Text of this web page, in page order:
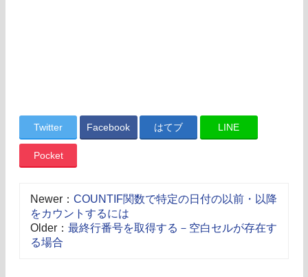
Twitter Facebook はてブ LINE
Pocket
Newer： COUNTIF関数で特定の日付の以前・以降
をカウントするには
Older： 最終行番号を取得する－空白セルが存在す
る場合